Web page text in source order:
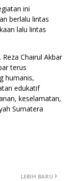
ini
berlalu lintas
lalu lintas
Chairul Akbar
terus
humanis,
edukatif
keselamatan,
Sumatera
LEBIH BARU